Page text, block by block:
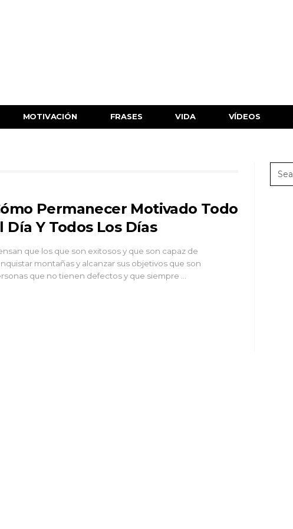
MOTIVACIÓN FRASES VIDA VÍDEOS
Permanecer Motivado Todo
Día Y Todos Los Días
que los que son exitosos y que son capaz de
montañas y alcanzar sus objetivos que son
que no tienen defectos y que siempre …